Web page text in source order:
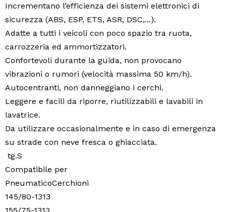
Incrementano l’efficienza dei sistemi elettronici di
sicurezza (ABS, ESP, ETS, ASR, DSC,...).
Adatte a tutti i veicoli con poco spazio tra ruota,
carrozzeria ed ammortizzatori.
Confortevoli durante la guida, non provocano
vibrazioni o rumori (velocità massima 50 km/h).
Autocentranti, non danneggiano i cerchi.
Leggere e facili da riporre, riutilizzabili e lavabili in
lavatrice.
Da utilizzare occasionalmente e in caso di emergenza
su strade con neve fresca o ghiacciata.
tg.S
Compatibile per
PneumaticoCerchioni
145/80-1313